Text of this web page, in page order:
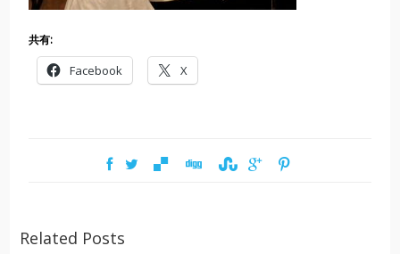
共有:
Facebook X
Related Posts